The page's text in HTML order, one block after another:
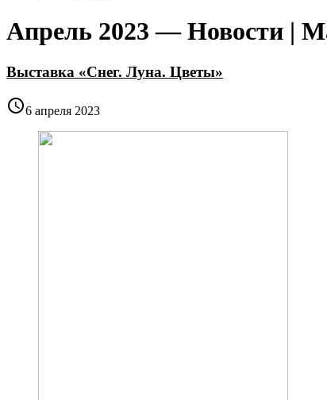
Апрель 2023 — Новости |
Выставка «Снег. Луна. Цветы»
6 апреля 2023